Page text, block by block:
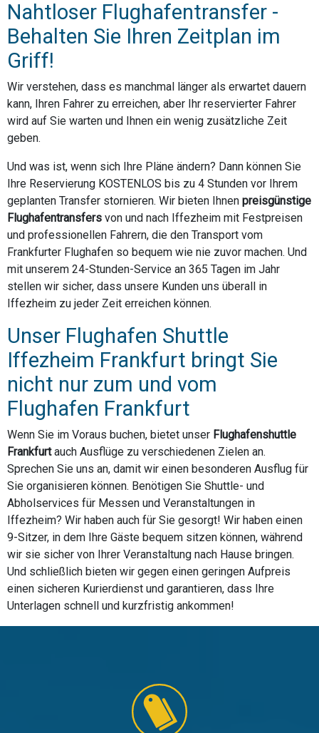
Nahtloser Flughafentransfer -
Behalten Sie Ihren Zeitplan im
Griff!
Wir verstehen, dass es manchmal länger als erwartet dauern
kann, Ihren Fahrer zu erreichen, aber Ihr reservierter Fahrer
wird auf Sie warten und Ihnen ein wenig zusätzliche Zeit
geben.
Und was ist, wenn sich Ihre Pläne ändern? Dann können Sie
Ihre Reservierung KOSTENLOS bis zu 4 Stunden vor Ihrem
geplanten Transfer stornieren. Wir bieten Ihnen preisgünstige
Flughafentransfers von und nach Iffezheim mit Festpreisen
und professionellen Fahrern, die den Transport vom
Frankfurter Flughafen so bequem wie nie zuvor machen. Und
mit unserem 24-Stunden-Service an 365 Tagen im Jahr
stellen wir sicher, dass unsere Kunden uns überall in
Iffezheim zu jeder Zeit erreichen können.
Unser Flughafen Shuttle
Iffezheim Frankfurt bringt Sie
nicht nur zum und vom
Flughafen Frankfurt
Wenn Sie im Voraus buchen, bietet unser Flughafenshuttle
Frankfurtauch Ausflüge zu verschiedenen Zielen an.
Sprechen Sie uns an, damit wir einen besonderen Ausflug für
Sie organisieren können. Benötigen Sie Shuttle- und
Abholservices für Messen und Veranstaltungen in
Iffezheim? Wir haben auch für Sie gesorgt! Wir haben einen
9-Sitzer, in dem Ihre Gäste bequem sitzen können, während
wir sie sicher von Ihrer Veranstaltung nach Hause bringen.
Und schließlich bieten wir gegen einen geringen Aufpreis
einen sicheren Kurierdienst und garantieren, dass Ihre
Unterlagen schnell und kurzfristig ankommen!